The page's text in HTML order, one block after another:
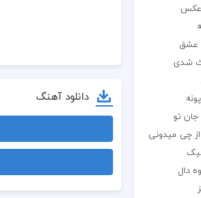
عکس
عشق
شدی
تو
چی میدونی
دال
دانلود آهنگ